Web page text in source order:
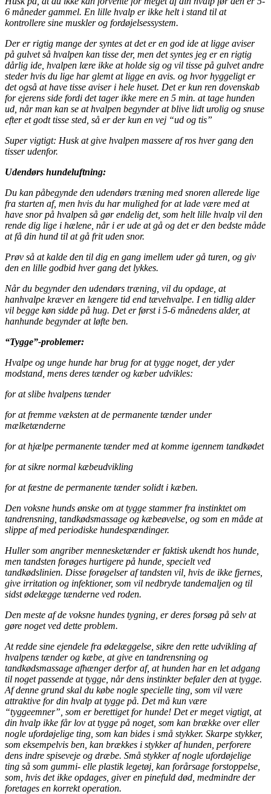
6 måneder gammel. En lille hvalp er ikke helt i stand til at
kontrollere sine muskler og fordøjelsessystem.
Der er rigtig mange der syntes at det er en god ide at ligge aviser
på gulvet så hvalpen kan tisse der, men det syntes jeg er en rigtig
dårlig ide, hvalpen lære ikke at holde sig og vil tisse på gulvet andre
steder hvis du lige har glemt at ligge en avis. og hvor hyggeligt er
det også at have tisse aviser i hele huset. Det er kun ren dovenskab
for ejerens side fordi det tager ikke mere en 5 min. at tage hunden
ud, når man kan se at hvalpen begynder at blive lidt urolig og snuse
efter et godt tisse sted, så er der kun en vej “ud og tis”
Super vigtigt: Husk at give hvalpen massere af ros hver gang den
tisser udenfor.
Udendørs hundeluftning:
Du kan påbegynde den udendørs træning med snoren allerede lige
fra starten af, men hvis du har mulighed for at lade være med at
have snor på hvalpen så gør endelig det, som helt lille hvalp vil den
rende dig lige i hælene, når i er ude at gå og det er den bedste måde
at få din hund til at gå frit uden snor.
Prøv så at kalde den til dig en gang imellem uder gå turen, og giv
den en lille godbid hver gang det lykkes.
Når du begynder den udendørs træning, vil du opdage, at
hanhvalpe kræver en længere tid end tævehvalpe. I en tidlig alder
vil begge køn sidde på hug. Det er først i 5-6 månedens alder, at
hanhunde begynder at løfte ben.
“Tygge”-problemer:
Hvalpe og unge hunde har brug for at tygge noget, der yder
modstand, mens deres tænder og kæber udvikles:
for at slibe hvalpens tænder
for at fremme væksten at de permanente tænder under
mælketænderne
for at hjælpe permanente tænder med at komme igennem tandkødet
for at sikre normal kæbeudvikling
for at fæstne de permanente tænder solidt i kæben.
Den voksne hunds ønske om at tygge stammer fra instinktet om
tandrensning, tandkødsmassage og kæbeøvelse, og som en måde at
slippe af med periodiske hundespændinger.
Huller som angriber mennesketænder er faktisk ukendt hos hunde,
men tandsten forøges hurtigere på hunde, specielt ved
tandkødslinien. Disse forøgelser af tandsten vil, hvis de ikke fjernes,
give irritation og infektioner, som vil nedbryde tandemaljen og til
sidst ødelægge tænderne ved roden.
Den meste af de voksne hundes tygning, er deres forsøg på selv at
gøre noget ved dette problem.
At redde sine ejendele fra ødelæggelse, sikre den rette udvikling af
hvalpens tænder og kæbe, at give en tandrensning og
tandkødsmassage afhænger derfor af, at hunden har en let adgang
til noget passende at tygge, når dens instinkter befaler den at tygge.
Af denne grund skal du købe nogle specielle ting, som vil være
attraktive for din hvalp at tygge på. Det må kun være
“tyggeemner”, som er berettiget for hunde! Det er meget vigtigt, at
din hvalp ikke får lov at tygge på noget, som kan brække over eller
nogle ufordøjelige ting, som kan bides i små stykker. Skarpe stykker,
som eksempelvis ben, kan brækkes i stykker af hunden, perforere
dens indre spiseveje og dræbe. Små stykker af nogle ufordøjelige
ting så som gummi- elle plastik legetøj, kan forårsage forstoppelse,
som, hvis det ikke opdages, giver en pinefuld død, medmindre der
foretages en korrekt operation.